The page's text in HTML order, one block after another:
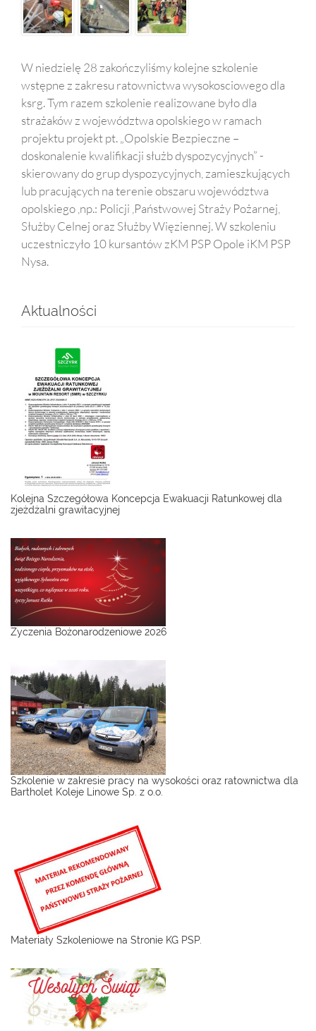
W niedzielę 28 zakończyliśmy kolejne szkolenie
wstępne z zakresu ratownictwa wysokosciowego dla
ksrg. Tym razem szkolenie realizowane było dla
strażaków z województwa opolskiego w ramach
projektu projekt pt. „Opolskie Bezpieczne –
doskonalenie kwalifikacji służb dyspozycyjnych” -
skierowany do grup dyspozycyjnych, zamieszkujących
lub pracujących na terenie obszaru województwa
opolskiego ,np.: Policji ,Państwowej Straży Pożarnej,
Służby Celnej oraz Służby Więziennej. W szkoleniu
uczestniczyło 10 kursantów zKM PSP Opole iKM PSP
Nysa.
Aktualności
Kolejna Szczegółowa Koncepcja Ewakuacji Ratunkowej dla
zjeżdżalni grawitacyjnej
Życzenia Bożonarodzeniowe 2026
Szkolenie w zakresie pracy na wysokości oraz ratownictwa dla
Bartholet Koleje Linowe Sp. z o.o.
Materiały Szkoleniowe na Stronie KG PSP.